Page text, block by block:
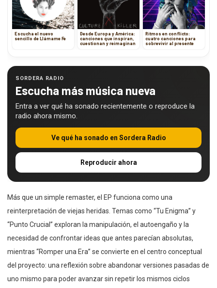
Escucha el nuevo
sencillo de Llámame Fe
Desde Europa y América:
canciones que inspiran,
cuestionan y reimaginan
Ritmos en conflicto:
cuatro canciones para
sobrevivir al presente
SORDERA RADIO
Escucha más música nueva
Entra a ver qué ha sonado recientemente o reproduce la
radio ahora mismo.
Ve qué ha sonado en Sordera Radio
Reproducir ahora
Más que un simple remaster, el EP funciona como una
reinterpretación de viejas heridas. Temas como “Tu Enigma” y
“Punto Crucial” exploran la manipulación, el autoengaño y la
necesidad de confrontar ideas que antes parecían absolutas,
mientras “Romper una Era” se convierte en el centro conceptual
del proyecto: una reflexión sobre abandonar versiones pasadas de
uno mismo para poder avanzar sin repetir los mismos ciclos